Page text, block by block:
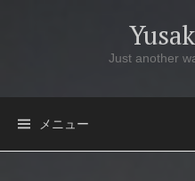
ツ
Just another
メニュー